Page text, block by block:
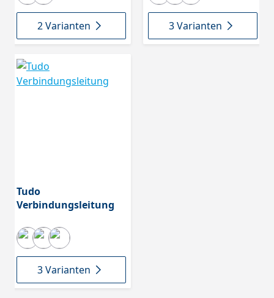
2 Varianten 3 Varianten
Tudo
Verbindungsleitung
3 Varianten